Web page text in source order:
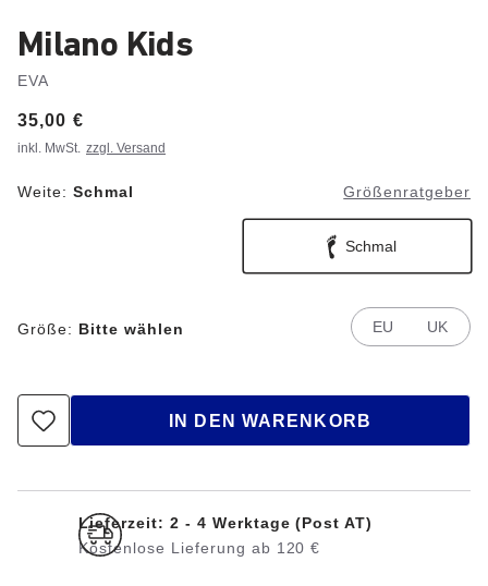
Milano Kids
EVA
Price:
35,00 €
inkl. MwSt. zzgl. Versand
Weite: Schmal Größenratgeber
Schmal
Größe: Bitte wählen EU UK
IN DEN WARENKORB
Lieferzeit: 2 - 4 Werktage (Post AT)
Kostenlose Lieferung ab 120 €